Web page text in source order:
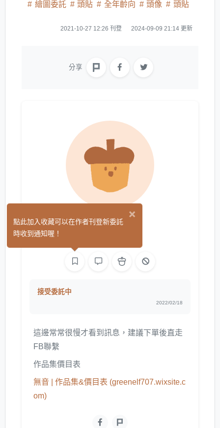
繪圖委託 頭貼 全年齡向 頭像 頭貼
2021-10-27 12:26 刊登 2024-09-09 21:14 更新
分享
無音 (0)
接受委託中
2022/02/18
這邊常常很慢才看到訊息，建議下單後直走
FB聯繫
作品集價目表
無音 | 作品集&價目表 (greenelf707.wixsite.c
om)
×
點此加入收藏可以在作者刊登新委託
時收到通知喔！